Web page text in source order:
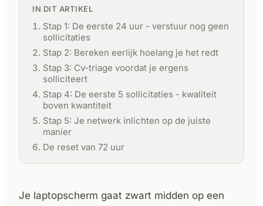
IN DIT ARTIKEL
Stap 1: De eerste 24 uur - verstuur nog geen
sollicitaties
Stap 2: Bereken eerlijk hoelang je het redt
Stap 3: Cv-triage voordat je ergens
solliciteert
Stap 4: De eerste 5 sollicitaties - kwaliteit
boven kwantiteit
Stap 5: Je netwerk inlichten op de juiste
manier
De reset van 72 uur
Je laptopscherm gaat zwart midden op een